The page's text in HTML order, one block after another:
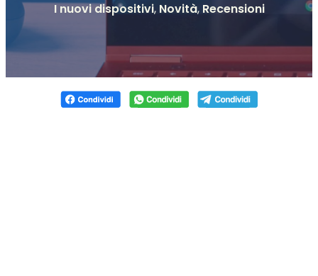
I nuovi dispositivi, Novità, Recensioni